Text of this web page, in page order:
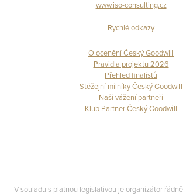
www.iso-consulting.cz
Rychlé odkazy
O ocenění Český Goodwill
Pravidla projektu 2026
Přehled finalistů
Stěžejní milníky Český Goodwill
Naši vážení partneři
Klub Partner Český Goodwill
V souladu s platnou legislativou je organizátor